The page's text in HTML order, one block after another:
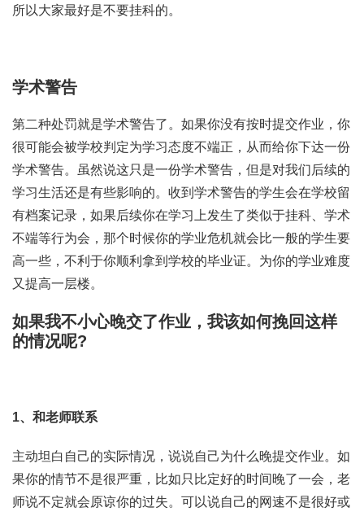
所以大家最好是不要挂科的。
学术警告
第二种处罚就是学术警告了。如果你没有按时提交作业，你
很可能会被学校判定为学习态度不端正，从而给你下达一份
学术警告。虽然说这只是一份学术警告，但是对我们后续的
学习生活还是有些影响的。收到学术警告的学生会在学校留
有档案记录，如果后续你在学习上发生了类似于挂科、学术
不端等行为会，那个时候你的学业危机就会比一般的学生要
高一些，不利于你顺利拿到学校的毕业证。为你的学业难度
又提高一层楼。
如果我不小心晚交了作业，我该如何挽回这样
的情况呢?
1、和老师联系
主动坦白自己的实际情况，说说自己为什么晚提交作业。如
果你的情节不是很严重，比如只比定好的时间晚了一会，老
师说不定就会原谅你的过失。可以说自己的网速不是很好或